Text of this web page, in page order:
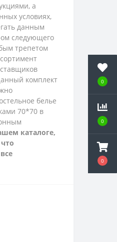
0
0
0
а
условиях,
данным
следующего
трепетом
комплект
белье
70*70 в
каталоге,